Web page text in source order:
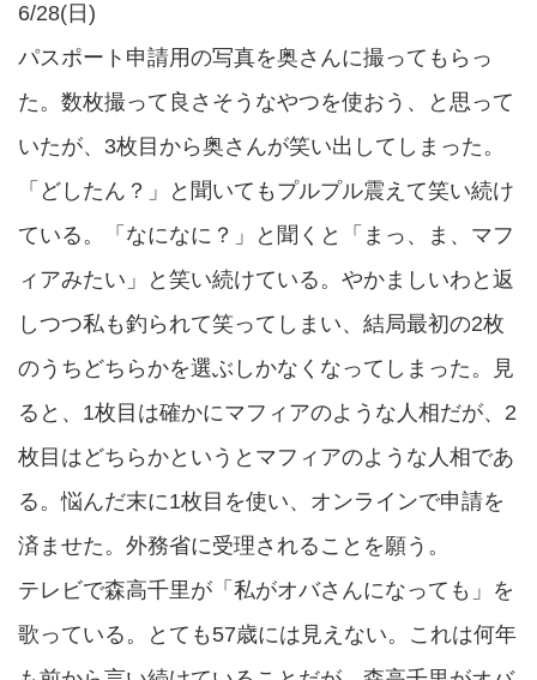
6/28(日)
パスポート申請用の写真を奥さんに撮ってもらっ
た。数枚撮って良さそうなやつを使おう、と思って
いたが、3枚目から奥さんが笑い出してしまった。
「どしたん？」と聞いてもプルプル震えて笑い続け
ている。「なになに？」と聞くと「まっ、ま、マフ
ィアみたい」と笑い続けている。やかましいわと返
しつつ私も釣られて笑ってしまい、結局最初の2枚
のうちどちらかを選ぶしかなくなってしまった。見
ると、1枚目は確かにマフィアのような人相だが、2
枚目はどちらかというとマフィアのような人相であ
る。悩んだ末に1枚目を使い、オンラインで申請を
済ませた。外務省に受理されることを願う。
テレビで森高千里が「私がオバさんになっても」を
歌っている。とても57歳には見えない。これは何年